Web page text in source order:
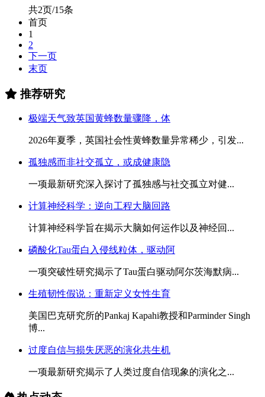
共2页/15条
首页
1
2
下一页
末页
推荐研究
极端天气致英国黄蜂数量骤降，体
2026年夏季，英国社会性黄蜂数量异常稀少，引发...
孤独感而非社交孤立，或成健康隐
一项最新研究深入探讨了孤独感与社交孤立对健...
计算神经科学：逆向工程大脑回路
计算神经科学旨在揭示大脑如何运作以及神经回...
磷酸化Tau蛋白入侵线粒体，驱动阿
一项突破性研究揭示了Tau蛋白驱动阿尔茨海默病...
生殖韧性假说：重新定义女性生育
美国巴克研究所的Pankaj Kapahi教授和Parminder Singh
博...
过度自信与损失厌恶的演化共生机
一项最新研究揭示了人类过度自信现象的演化之...